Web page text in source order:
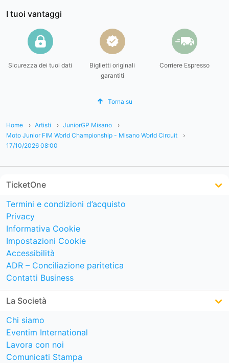
I tuoi vantaggi
Sicurezza dei tuoi dati
Biglietti originali
garantiti
Corriere Espresso
Torna su
Home Artisti
JuniorGP Misano
Moto Junior FIM World Championship - Misano World Circuit
17/10/2026 08:00
TicketOne
Termini e condizioni d’acquisto
Privacy
Informativa Cookie
Impostazioni Cookie
Accessibilità
ADR – Conciliazione paritetica
Contatti Business
La Società
Chi siamo
Eventim International
Lavora con noi
Comunicati Stampa